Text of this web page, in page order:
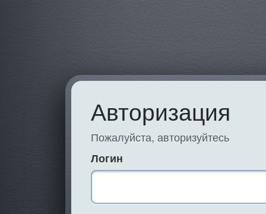
Авторизация
Пожалуйста, авторизуйтесь
Логин